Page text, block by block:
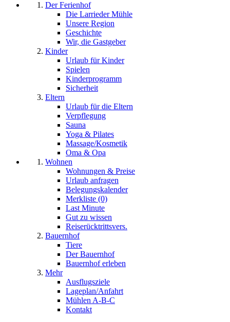
Der Ferienhof
Die Larrieder Mühle
Unsere Region
Geschichte
Wir, die Gastgeber
Kinder
Urlaub für Kinder
Spielen
Kinderprogramm
Sicherheit
Eltern
Urlaub für die Eltern
Verpflegung
Sauna
Yoga & Pilates
Massage/Kosmetik
Oma & Opa
Wohnen
Wohnungen & Preise
Urlaub anfragen
Belegungskalender
Merkliste (0)
Last Minute
Gut zu wissen
Reiserücktrittsvers.
Bauernhof
Tiere
Der Bauernhof
Bauernhof erleben
Mehr
Ausflugsziele
Lageplan/Anfahrt
Mühlen A-B-C
Kontakt